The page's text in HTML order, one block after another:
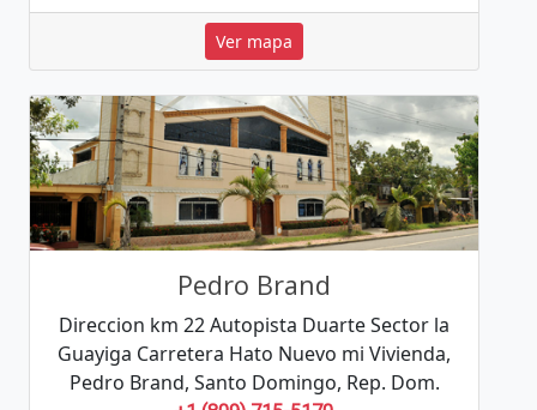
Ver mapa
Pedro Brand
Direccion km 22 Autopista Duarte Sector la
Guayiga Carretera Hato Nuevo mi Vivienda,
Pedro Brand, Santo Domingo, Rep. Dom.